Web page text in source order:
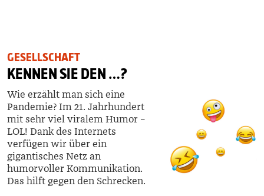
GESELLSCHAFT
KENNEN SIE DEN …?
Wie erzählt man sich eine
Pandemie? Im 21. Jahrhundert
mit sehr viel viralem Humor –
LOL! Dank des Internets
verfügen wir über ein
gigantisches Netz an
humorvoller Kommunikation.
Das hilft gegen den Schrecken.